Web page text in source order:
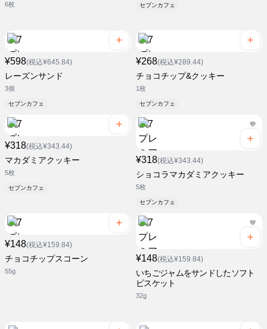
6枚 セブンカフェ
¥598(税込¥645.84)
レーズンサンド
3個
セブンカフェ
¥268(税込¥289.44)
チョコチップ&クッキー
1枚
セブンカフェ
¥318(税込¥343.44)
マカダミアクッキー
5枚
セブンカフェ
¥318(税込¥343.44)
ショコラマカダミアクッキー
5枚
セブンカフェ
¥148(税込¥159.84)
チョコチップスコーン
55g
¥148(税込¥159.84)
いちごジャムをサンドしたソフト
ビスケット
32g